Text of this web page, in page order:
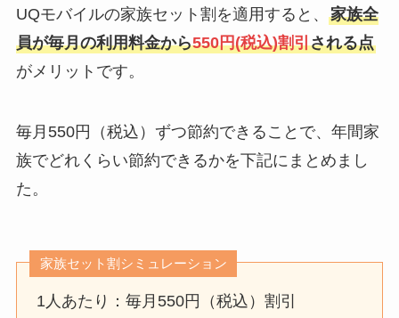
UQモバイルの家族セット割を適用すると、 家族全
員が毎月の利用料金から550円(税込)割引される点
がメリットです。
毎月550円（税込）ずつ節約できることで、年間家
族でどれくらい節約できるかを下記にまとめまし
た。
家族セット割シミュレーション
1人あたり：毎月550円（税込）割引